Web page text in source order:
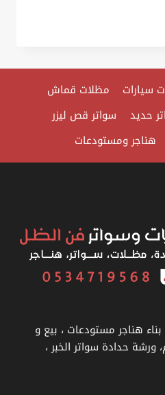
سيارات
مظلات قماش
حديد
سواتر قص ليزر
هناجر ومستودعات
هناجر مستودعات ، بيع و
ورشة حدادة سواتر الخبر ،